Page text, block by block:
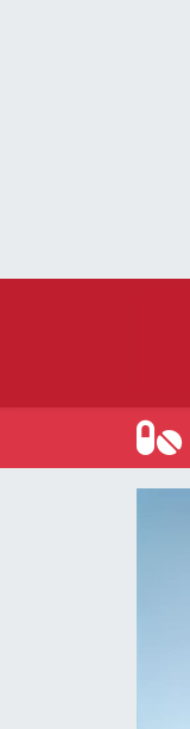
Süper Lig
Son Dakika